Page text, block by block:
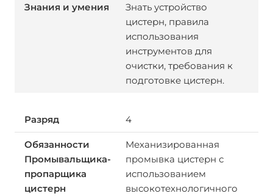
Знать устройство
цистерн, правила
использования
инструментов для
очистки, требования к
подготовке цистерн.
4
Механизированная
промывка цистерн с
использованием
высокотехнологичного